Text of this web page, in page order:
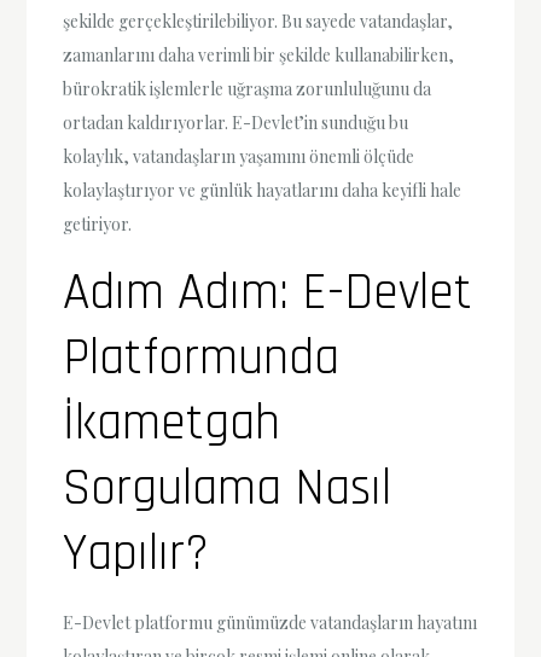
şekilde gerçekleştirilebiliyor. Bu sayede vatandaşlar,
zamanlarını daha verimli bir şekilde kullanabilirken,
bürokratik işlemlerle uğraşma zorunluluğunu da
ortadan kaldırıyorlar. E-Devlet’in sunduğu bu
kolaylık, vatandaşların yaşamını önemli ölçüde
kolaylaştırıyor ve günlük hayatlarını daha keyifli hale
getiriyor.
Adım Adım: E-Devlet
Platformunda
İkametgah
Sorgulama Nasıl
Yapılır?
E-Devlet platformu günümüzde vatandaşların hayatını